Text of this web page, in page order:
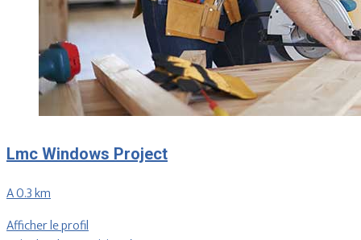
Lmc Windows Project
A 0.3 km
Afficher le profil